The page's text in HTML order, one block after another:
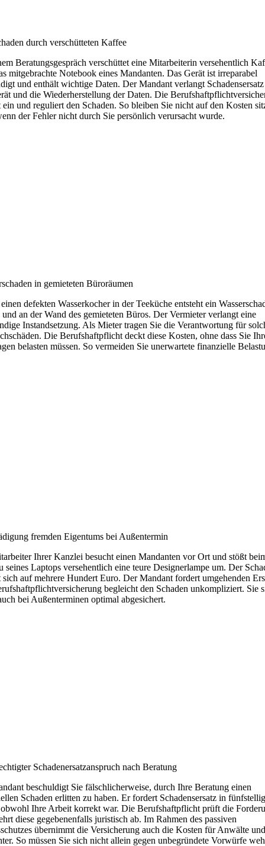
durch verschütteten Kaffee
Beratungsgespräch verschüttet eine Mitarbeiterin versehentlich
mitgebrachte Notebook eines Mandanten. Das Gerät ist irreparabel
und enthält wichtige Daten. Der Mandant verlangt
und die Wiederherstellung der Daten. Die
ein und reguliert den Schaden. So bleiben Sie nicht auf den Kosten
der Fehler nicht durch Sie persönlich verursacht wurde.
in gemieteten Büroräumen
defekten Wasserkocher in der Teeküche entsteht ein
an der Wand des gemieteten Büros. Der Vermieter verlangt eine
Instandsetzung. Als Mieter tragen Sie die Verantwortung für
Die Berufshaftpflicht deckt diese Kosten, ohne dass Sie
belasten müssen. So vermeiden Sie unerwartete finanzielle
fremden Eigentums bei Außentermin
Ihrer Kanzlei besucht einen Mandanten vor Ort und stößt
seines Laptops versehentlich eine teure Designerlampe um. Der
sich auf mehrere Hundert Euro. Der Mandant fordert umgehenden
begleicht den Schaden unkompliziert. Sie
bei Außenterminen optimal abgesichert.
Schadenersatzanspruch nach Beratung
beschuldigt Sie fälschlicherweise, durch Ihre Beratung einen
Schaden erlitten zu haben. Er fordert Schadensersatz in
Ihre Arbeit korrekt war. Die Berufshaftpflicht prüft die
diese gegebenenfalls juristisch ab. Im Rahmen des passiven
übernimmt die Versicherung auch die Kosten für Anwälte und
So müssen Sie sich nicht allein gegen unbegründete Vorwürfe